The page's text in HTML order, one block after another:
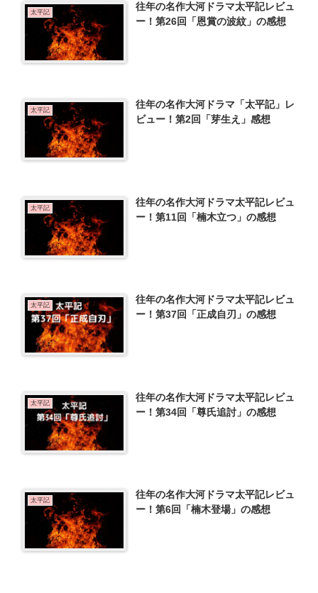
太平記
往年の名作大河ドラマ太平記レビュ
ー！第26回「恩賞の波紋」の感想
太平記
往年の名作大河ドラマ「太平記」レ
ビュー！第2回「芽生え」感想
太平記
往年の名作大河ドラマ太平記レビュ
ー！第11回「楠木立つ」の感想
太平記
往年の名作大河ドラマ太平記レビュ
ー！第37回「正成自刃」の感想
太平記
往年の名作大河ドラマ太平記レビュ
ー！第34回「尊氏追討」の感想
太平記
往年の名作大河ドラマ太平記レビュ
ー！第6回「楠木登場」の感想